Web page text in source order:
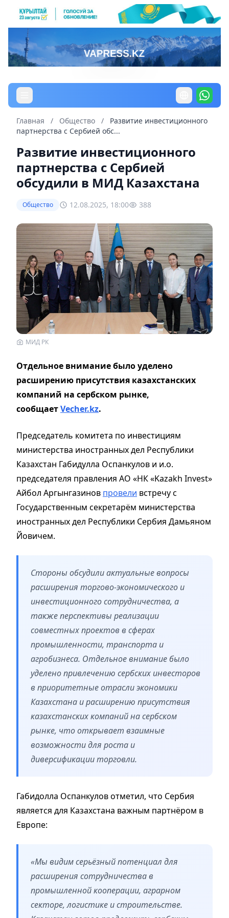
Главная / Общество /
Развитие инвестиционного
партнерства с Сербией обс...
Развитие инвестиционного
партнерства с Сербией
обсудили в МИД Казахстана
Общество 12.08.2025, 18:00 388
МИД РК
Отдельное внимание было уделено
расширению присутствия казахстанских
компаний на сербском рынке,
сообщаетVecher.kz.
Председатель комитета по инвестициям
министерства иностранных дел Республики
Казахстан Габидулла Оспанкулов и и.о.
председателя правления АО «НК «Kazakh Invest»
Айбол Аргынгазинов провели встречу с
Государственным секретарём министерства
иностранных дел Республики Сербия Дамьяном
Йовичем.
Стороны обсудили актуальные вопросы
расширения торгово-экономического и
инвестиционного сотрудничества, а
также перспективы реализации
совместных проектов в сферах
промышленности, транспорта и
агробизнеса. Отдельное внимание было
уделено привлечению сербских инвесторов
в приоритетные отрасли экономики
Казахстана и расширению присутствия
казахстанских компаний на сербском
рынке, что открывает взаимные
возможности для роста и
диверсификации торговли.
Габидолла Оспанкулов отметил, что Сербия
является для Казахстана важным партнёром в
Европе:
«Мы видим серьёзный потенциал для
расширения сотрудничества в
промышленной кооперации, аграрном
секторе, логистике и строительстве.